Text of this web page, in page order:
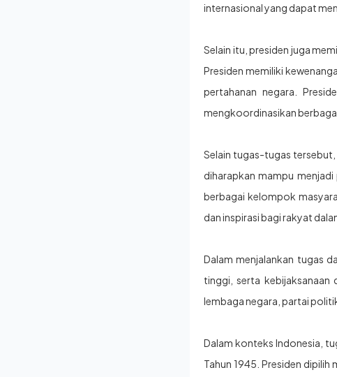
internasional yang dapat
Selain itu, presiden juga
Presiden memiliki
pertahanan negara.
mengkoordinasikan
Selain tugas-tugas tersebut,
diharapkan mampu
berbagai kelompok
dan inspirasi bagi rakyat
Dalam menjalankan tugas
tinggi, serta kebijaksanaan
lembaga negara, partai
Dalam konteks Indonesia,
Tahun 1945. Presiden